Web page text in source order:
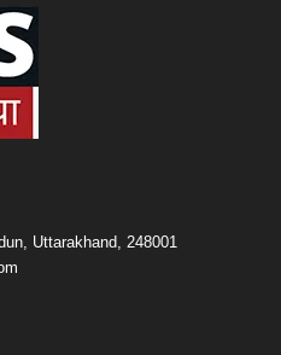
Uttarakhand, 248001